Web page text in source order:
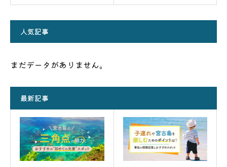
人気記事
まだデータがありません。
最新記事